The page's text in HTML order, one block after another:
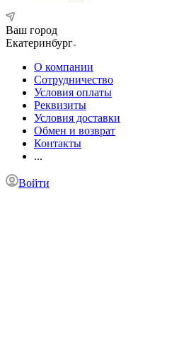
Ваш город
Екатеринбург
О компании
Сотрудничество
Условия оплаты
Реквизиты
Условия доставки
Обмен и возврат
Контакты
...
Войти